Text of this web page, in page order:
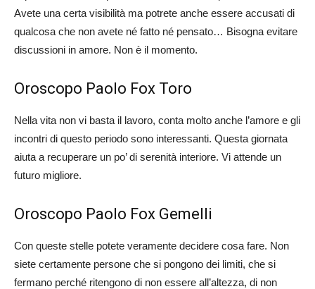
Avete una certa visibilità ma potrete anche essere accusati di
qualcosa che non avete né fatto né pensato… Bisogna evitare
discussioni in amore. Non è il momento.
Oroscopo Paolo Fox Toro
Nella vita non vi basta il lavoro, conta molto anche l’amore e gli
incontri di questo periodo sono interessanti. Questa giornata
aiuta a recuperare un po’ di serenità interiore. Vi attende un
futuro migliore.
Oroscopo Paolo Fox Gemelli
Con queste stelle potete veramente decidere cosa fare. Non
siete certamente persone che si pongono dei limiti, che si
fermano perché ritengono di non essere all’altezza, di non